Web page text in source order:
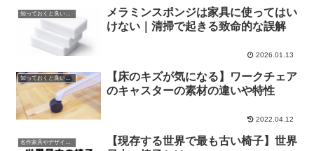
知っておくと良い知識や雑学
メラミンスポンジは家具に使ってはい
けない｜清掃で起きる致命的な誤解
2026.01.13
知っておくと良い知識や雑学
【床のキズが気になる】ワークチェア
のキャスターの素材の違いや特性
2022.04.12
【現存する世界で最も古い椅子】世界